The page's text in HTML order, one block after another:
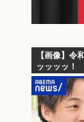
【画像】令
ッッッッ！